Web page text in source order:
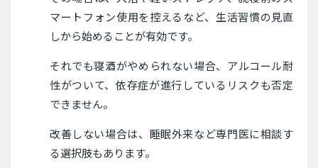
マートフォン使用を控えるなど、生活習慣の見直
しから始めることが有効です。
それでも寝酒がやめられない場合、アルコール耐
性がついて、依存症が進行しているリスクも否定
できません。
改善しない場合は、睡眠外来など専門医に相談す
る選択肢もあります。